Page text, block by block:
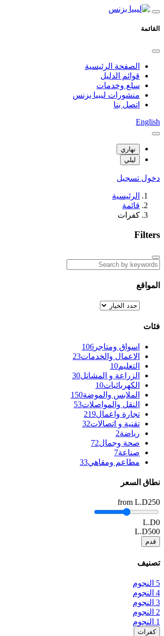
القائمة
الصفحة الرئيسية
قوائم الدليل
سلع وخدمات
منشورات ليبيا بزنس
اتصل بنا
English
نهاري
ليلي
دخول تسجيل
الرئيسية
قائمة
كفرات
Filters
المواقع
فئات
اسواق ومتاجر 106
الاعمال والخدمات23
التعليم10
الزراعة و المشاتل30
الكهربائيات10
الملابس والموضة150
النقل والمواصلات53
تجارة واعمال219
تقنية و اتصالات32
رياضة2
صحة وجمال72
صناعة7
مطاعم ومقاهي33
نطاق السعر
from L.D250
L.D0
L.D500
قدم
تصنيف
5 النجوم
4 النجوم
3 النجوم
2 النجوم
1 النجوم
كفرات